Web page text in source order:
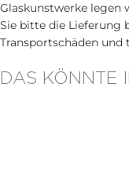
Glaskunstwerke legen
Sie bitte die Lieferung
Transportschäden
DAS KÖNNTE